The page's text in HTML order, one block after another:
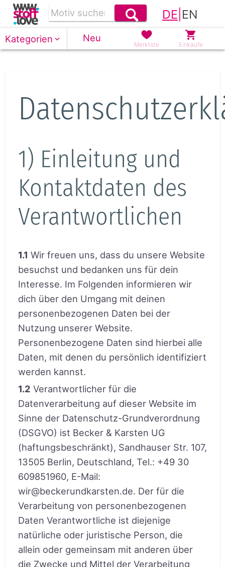
DE EN
Kategorien Neu
Merkliste Einkäufe
1) Einleitung und
Kontaktdaten des
Verantwortlichen
1.1 Wir freuen uns, dass du unsere Website
besuchst und bedanken uns für dein
Interesse. Im Folgenden informieren wir
dich über den Umgang mit deinen
personenbezogenen Daten bei der
Nutzung unserer Website.
Personenbezogene Daten sind hierbei alle
Daten, mit denen du persönlich identifiziert
werden kannst.
1.2 Verantwortlicher für die
Datenverarbeitung auf dieser Website im
Sinne der Datenschutz-Grundverordnung
(DSGVO) ist Becker & Karsten UG
(haftungsbeschränkt), Sandhauser Str. 107,
13505 Berlin, Deutschland, Tel.: +49 30
609851960, E-Mail:
wir@beckerundkarsten.de. Der für die
Verarbeitung von personenbezogenen
Daten Verantwortliche ist diejenige
natürliche oder juristische Person, die
allein oder gemeinsam mit anderen über
die Zwecke und Mittel der Verarbeitung